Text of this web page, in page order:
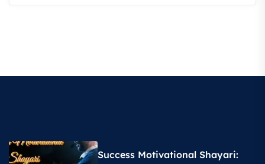
Success Motivational Shayari​: